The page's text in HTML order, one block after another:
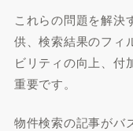
これらの問題を解決
供、検索結果のフィ
ビリティの向上、付
重要です。
物件検索の記事がバ